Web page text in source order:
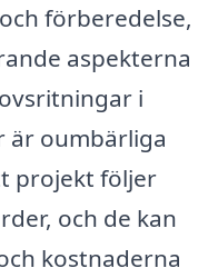
förberedelse,
aspekterna
i
är oumbärliga
projekt följer
och de kan
kostnaderna